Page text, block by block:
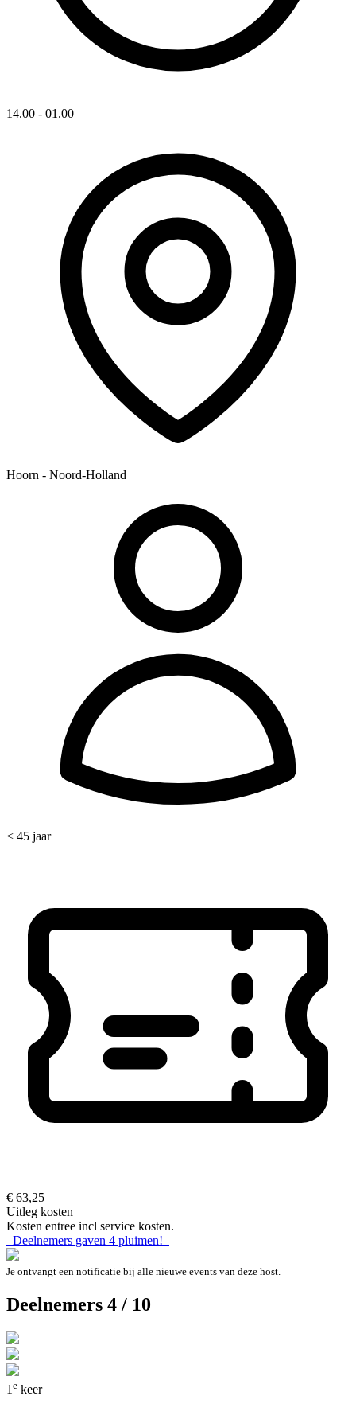
14.00 - 01.00
Hoorn - Noord-Holland
< 45 jaar
€ 63,25
Uitleg kosten
Kosten entree incl service kosten.
Deelnemers gaven 4 pluimen!
Je ontvangt een notificatie bij alle nieuwe events van deze host.
Deelnemers 4 / 10
1 e keer